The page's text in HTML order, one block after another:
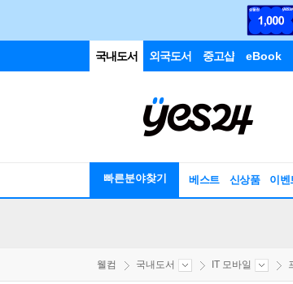
국내도서 외국도서 중고샵 eBook
빠른분야찾기 베스트 신상품 이벤
웰컴 국내도서 IT 모바일